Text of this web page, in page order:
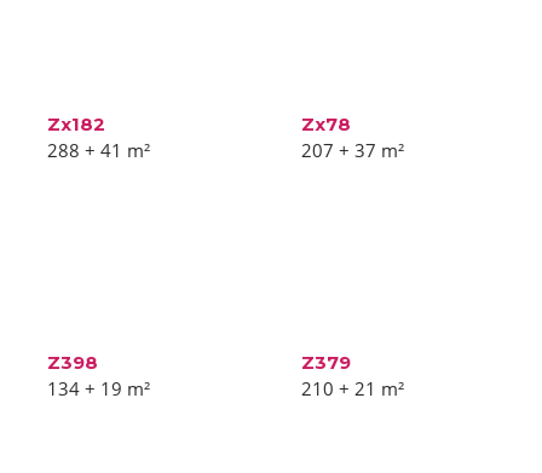
Zx182
288 + 41 m²
Zx78
207 + 37 m²
Z398
134 + 19 m²
Z379
210 + 21 m²